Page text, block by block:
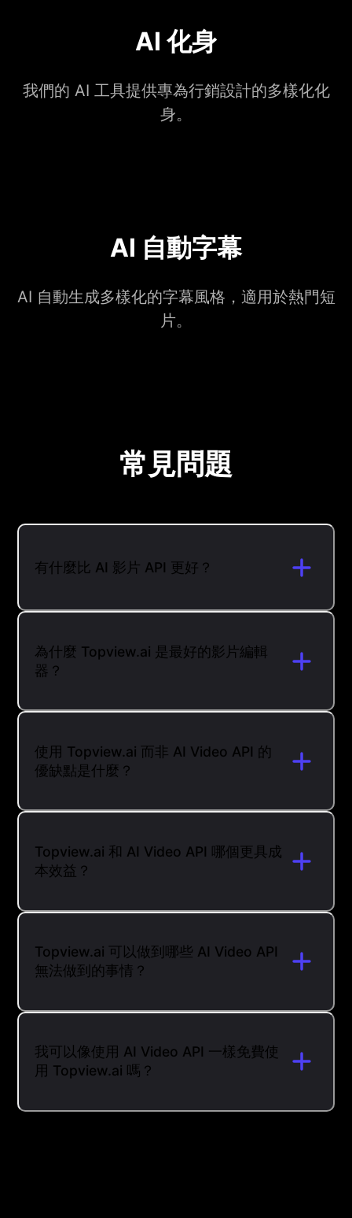
AI 化身
我們的 AI 工具提供專為行銷設計的多樣化化
身。
AI 自動字幕
AI 自動生成多樣化的字幕風格，適用於熱門短
片。
常見問題
有什麼比 AI 影片 API 更好？
為什麼 Topview.ai 是最好的影片編輯
器？
使用 Topview.ai 而非 AI Video API 的
優缺點是什麼？
Topview.ai 和 AI Video API 哪個更具成
本效益？
Topview.ai 可以做到哪些 AI Video API
無法做到的事情？
我可以像使用 AI Video API 一樣免費使
用 Topview.ai 嗎？